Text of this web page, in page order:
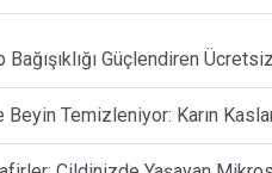
Bağışıklığı Güçlendiren
Temizleniyor: Karın